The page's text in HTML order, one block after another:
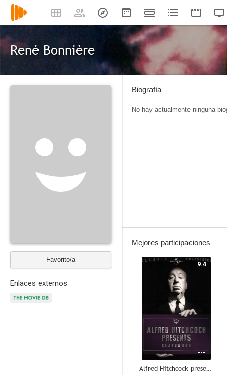
René Bonnière
Favorito/a
Enlaces externos
Biografía
No hay actualmente ninguna
Mejores participaciones
9.4
Alfred Hitchcock presenta